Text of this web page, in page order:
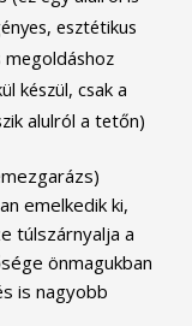
esztétikus
megoldáshoz
készül, csak a
alulról a tetőn)
emelkedik ki,
túlszárnyalja a
önmagukban
is nagyobb